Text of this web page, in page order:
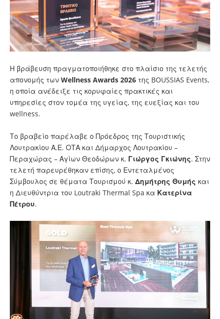
Η βράβευση πραγματοποιήθηκε στο πλαίσιο της τελετής
απονομής των Wellness Awards 2026 της BOUSSIAS Events,
η οποία ανέδειξε τις κορυφαίες πρακτικές και
υπηρεσίες στον τομέα της υγείας, της ευεξίας και του
wellness.
Το βραβείο παρέλαβε ο Πρόεδρος της Τουριστικής
Λουτρακίου Α.Ε. ΟΤΑ και Δήμαρχος Λουτρακίου –
Περαχώρας – Αγίων Θεοδώρων κ. Γιώργος Γκιώνης. Στην
τελετή παρευρέθηκαν επίσης, ο Εντεταλμένος
Σύμβουλος σε θέματα Τουρισμού κ. Δημήτρης Θυμής και
η Διευθύντρια του Loutraki Thermal Spa κα Κατερίνα
Πέτρου.